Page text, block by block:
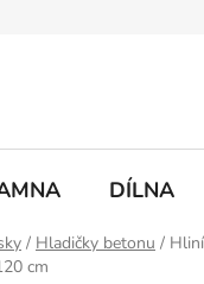
Doprava
DÍLNA
/ Hladičky betonu /
cm